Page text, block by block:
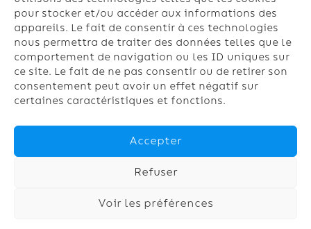
pour stocker et/ou accéder aux informations des
appareils. Le fait de consentir à ces technologies
nous permettra de traiter des données telles que le
comportement de navigation ou les ID uniques sur
ce site. Le fait de ne pas consentir ou de retirer son
consentement peut avoir un effet négatif sur
certaines caractéristiques et fonctions.
Accepter
Refuser
Voir les préférences
Climatisation
Contactez-nous
Nos conseillers vous répondent du lundi
au vendredi de 8h à 18h
03.74.47.24.69
contact@chaufinord.fr
de
des